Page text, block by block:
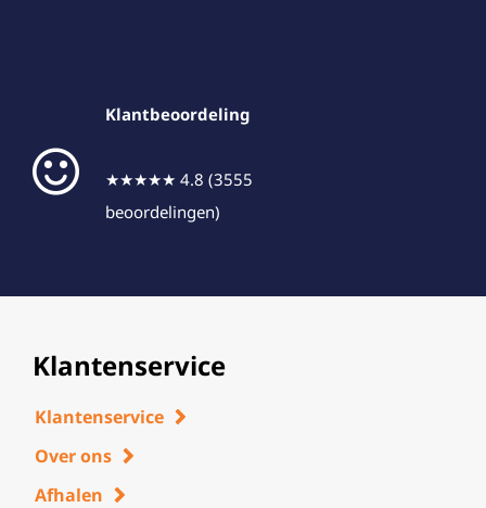
Klantbeoordeling
★★★★★ 4.8 (3555
beoordelingen)
Klantenservice
Klantenservice
Over ons
Afhalen